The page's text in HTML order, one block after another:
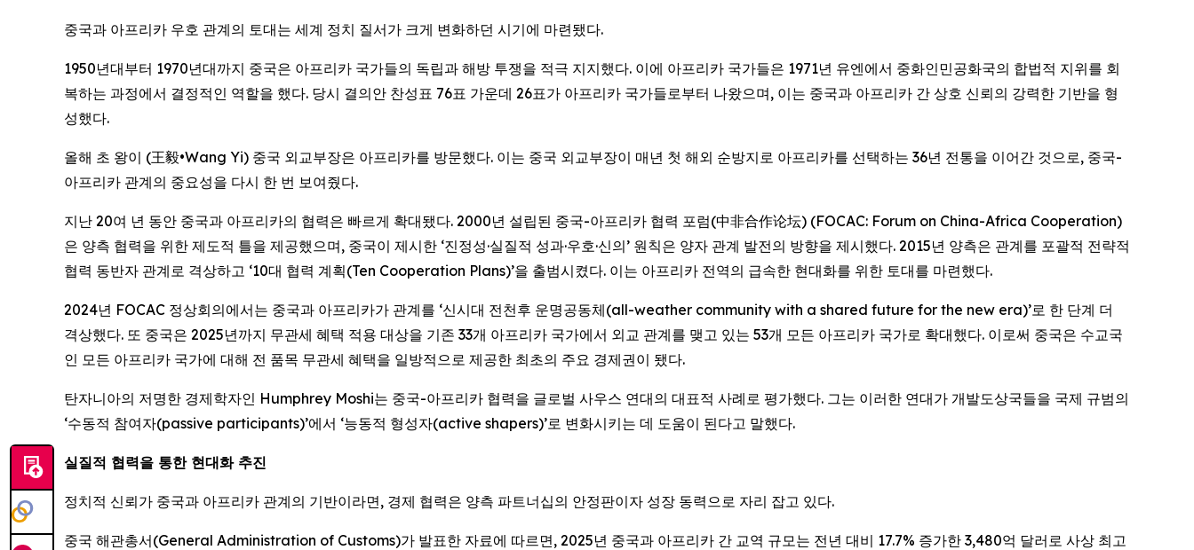
중국과 아프리카 우호 관계의 토대는 세계 정치 질서가 크게 변화하던 시기에 마련됐다.
1950년대부터 1970년대까지 중국은 아프리카 국가들의 독립과 해방 투쟁을 적극 지지했다. 이에 아프리카 국가들은 1971년 유엔에서 중화인민공화국의 합법적 지위를 회
복하는 과정에서 결정적인 역할을 했다. 당시 결의안 찬성표 76표 가운데 26표가 아프리카 국가들로부터 나왔으며, 이는 중국과 아프리카 간 상호 신뢰의 강력한 기반을 형
성했다.
올해 초 왕이 (王毅•Wang Yi) 중국 외교부장은 아프리카를 방문했다. 이는 중국 외교부장이 매년 첫 해외 순방지로 아프리카를 선택하는 36년 전통을 이어간 것으로, 중국-
아프리카 관계의 중요성을 다시 한 번 보여줬다.
지난 20여 년 동안 중국과 아프리카의 협력은 빠르게 확대됐다. 2000년 설립된 중국-아프리카 협력 포럼(中非合作论坛) (FOCAC: Forum on China-Africa Cooperation)
은 양측 협력을 위한 제도적 틀을 제공했으며, 중국이 제시한 ‘진정성·실질적 성과·우호·신의’ 원칙은 양자 관계 발전의 방향을 제시했다. 2015년 양측은 관계를 포괄적 전략적
협력 동반자 관계로 격상하고 ‘10대 협력 계획(Ten Cooperation Plans)’을 출범시켰다. 이는 아프리카 전역의 급속한 현대화를 위한 토대를 마련했다.
2024년 FOCAC 정상회의에서는 중국과 아프리카가 관계를 ‘신시대 전천후 운명공동체(all-weather community with a shared future for the new era)’로 한 단계 더
격상했다. 또 중국은 2025년까지 무관세 혜택 적용 대상을 기존 33개 아프리카 국가에서 외교 관계를 맺고 있는 53개 모든 아프리카 국가로 확대했다. 이로써 중국은 수교국
인 모든 아프리카 국가에 대해 전 품목 무관세 혜택을 일방적으로 제공한 최초의 주요 경제권이 됐다.
탄자니아의 저명한 경제학자인 Humphrey Moshi는 중국-아프리카 협력을 글로벌 사우스 연대의 대표적 사례로 평가했다. 그는 이러한 연대가 개발도상국들을 국제 규범의
‘수동적 참여자(passive participants)’에서 ‘능동적 형성자(active shapers)’로 변화시키는 데 도움이 된다고 말했다.
실질적 협력을 통한 현대화 추진
정치적 신뢰가 중국과 아프리카 관계의 기반이라면, 경제 협력은 양측 파트너십의 안정판이자 성장 동력으로 자리 잡고 있다.
중국 해관총서(General Administration of Customs)가 발표한 자료에 따르면, 2025년 중국과 아프리카 간 교역 규모는 전년 대비 17.7% 증가한 3,480억 달러로 사상 최고